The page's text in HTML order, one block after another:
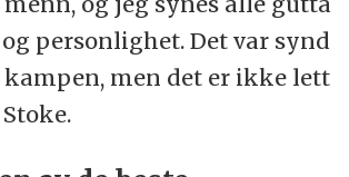
personlighet. Det var synd
men det er ikke lett